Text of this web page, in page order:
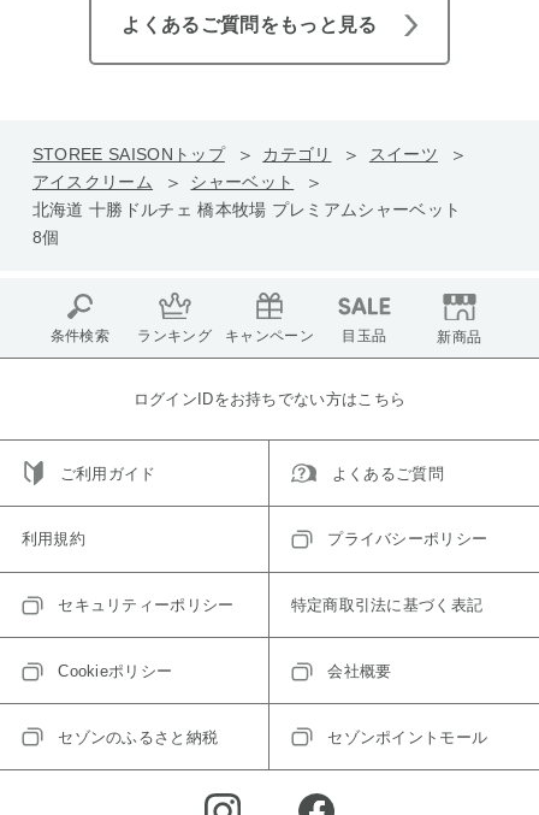
よくあるご質問をもっと見る
STOREE SAISONトップ カテゴリ
スイーツ
アイスクリーム
シャーベット
北海道 十勝ドルチェ 橋本牧場 プレミアムシャーベット
8個
条件検索 ランキング キャンペーン 目玉品 新商品
ログインIDをお持ちでない方はこちら
ご利用ガイド よくあるご質問
利用規約 プライバシーポリシー
セキュリティーポリシー 特定商取引法に基づく表記
Cookieポリシー 会社概要
セゾンのふるさと納税 セゾンポイントモール